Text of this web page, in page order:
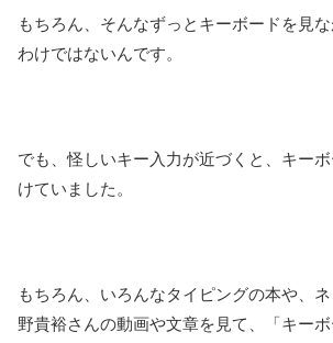
もちろん、そんなずっとキーボードを見
わけではないんです。
でも、怪しいキー入力が近づくと、キー
けていました。
もちろん、いろんなタイピングの本や、
野貴裕さんの動画や文章を見て、「キー